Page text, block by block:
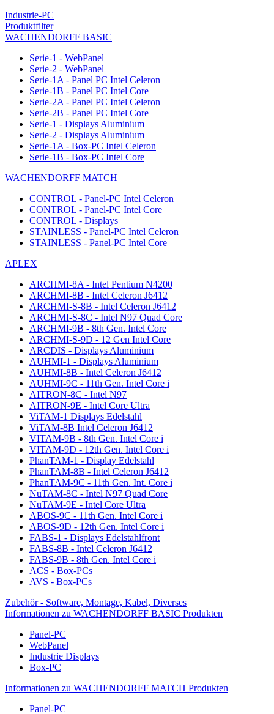
Industrie-PC
Produktfilter
WACHENDORFF BASIC
Serie-1 - WebPanel
Serie-2 - WebPanel
Serie-1A - Panel PC Intel Celeron
Serie-1B - Panel PC Intel Core
Serie-2A - Panel PC Intel Celeron
Serie-2B - Panel PC Intel Core
Serie-1 - Displays Aluminium
Serie-2 - Displays Aluminium
Serie-1A - Box-PC Intel Celeron
Serie-1B - Box-PC Intel Core
WACHENDORFF MATCH
CONTROL - Panel-PC Intel Celeron
CONTROL - Panel-PC Intel Core
CONTROL - Displays
STAINLESS - Panel-PC Intel Celeron
STAINLESS - Panel-PC Intel Core
APLEX
ARCHMI-8A - Intel Pentium N4200
ARCHMI-8B - Intel Celeron J6412
ARCHMI-S-8B - Intel Celeron J6412
ARCHMI-S-8C - Intel N97 Quad Core
ARCHMI-9B - 8th Gen. Intel Core
ARCHMI-S-9D - 12 Gen Intel Core
ARCDIS - Displays Aluminium
AUHMI-1 - Displays Aluminium
AUHMI-8B - Intel Celeron J6412
AUHMI-9C - 11th Gen. Intel Core i
AITRON-8C - Intel N97
AITRON-9E - Intel Core Ultra
ViTAM-1 Displays Edelstahl
ViTAM-8B Intel Celeron J6412
VITAM-9B - 8th Gen. Intel Core i
VITAM-9D - 12th Gen. Intel Core i
PhanTAM-1 - Display Edelstahl
PhanTAM-8B - Intel Celeron J6412
PhanTAM-9C - 11th Gen. Int. Core i
NuTAM-8C - Intel N97 Quad Core
NuTAM-9E - Intel Core Ultra
ABOS-9C - 11th Gen. Intel Core i
ABOS-9D - 12th Gen. Intel Core i
FABS-1 - Displays Edelstahlfront
FABS-8B - Intel Celeron J6412
FABS-9B - 8th Gen. Intel Core i
ACS - Box-PCs
AVS - Box-PCs
Zubehör - Software, Montage, Kabel, Diverses
Informationen zu WACHENDORFF BASIC Produkten
Panel-PC
WebPanel
Industrie Displays
Box-PC
Informationen zu WACHENDORFF MATCH Produkten
Panel-PC